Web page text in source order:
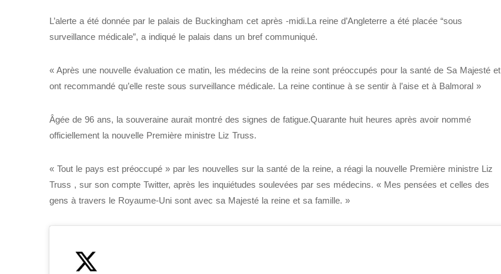
L’alerte a été donnée par le palais de Buckingham cet après -midi.La reine d’Angleterre a été placée “sous
surveillance médicale”, a indiqué le palais dans un bref communiqué.
« Après une nouvelle évaluation ce matin, les médecins de la reine sont préoccupés pour la santé de Sa Majesté et
ont recommandé qu’elle reste sous surveillance médicale. La reine continue à se sentir à l’aise et à Balmoral »
Âgée de 96 ans, la souveraine aurait montré des signes de fatigue.Quarante huit heures après avoir nommé
officiellement la nouvelle Première ministre Liz Truss.
« Tout le pays est préoccupé » par les nouvelles sur la santé de la reine, a réagi la nouvelle Première ministre Liz
Truss , sur son compte Twitter, après les inquiétudes soulevées par ses médecins. « Mes pensées et celles des
gens à travers le Royaume-Uni sont avec sa Majesté la reine et sa famille. »